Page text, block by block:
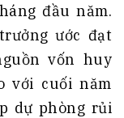
đầu năm.
ước đạt
vốn huy
với cuối năm
dự phòng rủi